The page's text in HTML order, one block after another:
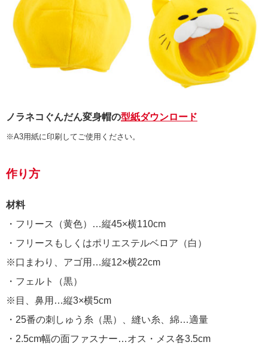
ノラネコぐんだん変身帽の型紙ダウンロード
※A3用紙に印刷してご使用ください。
作り方
材料
・フリース（黄色）…縦45×横110cm
・フリースもしくはポリエステルベロア（白）
※口まわり、アゴ用…縦12×横22cm
・フェルト（黒）
※目、鼻用…縦3×横5cm
・25番の刺しゅう糸（黒）、縫い糸、綿…適量
・2.5cm幅の面ファスナー…オス・メス各3.5cm